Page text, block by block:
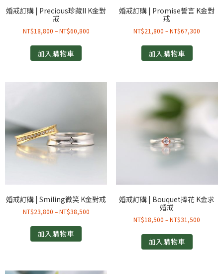
婚戒訂購 | Precious珍藏II K金對
戒
NT$18,800 –NT$60,800
加入購物車
婚戒訂購 | Promise誓言 K金對
戒
NT$21,800 –NT$67,300
加入購物車
婚戒訂購 | Smiling微笑 K金對戒
NT$23,800 –NT$38,500
加入購物車
婚戒訂購 | Bouquet捧花 K金求
婚戒
NT$18,500 –NT$31,500
加入購物車